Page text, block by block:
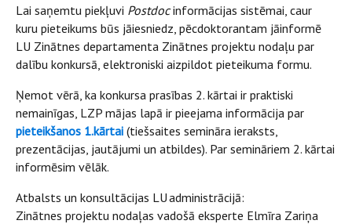
Lai saņemtu piekļuvi Postdocinformācijas sistēmai, caur
kuru pieteikums būs jāiesniedz, pēcdoktorantam jāinformē
LU Zinātnes departamenta Zinātnes projektu nodaļu par
dalību konkursā, elektroniski aizpildot pieteikuma formu.
Ņemot vērā, ka konkursa prasības 2. kārtai ir praktiski
nemainīgas, LZP mājas lapā ir pieejama informācija par
pieteikšanos 1.kārtai (tiešsaites semināra ieraksts,
prezentācijas, jautājumi un atbildes). Par semināriem 2. kārtai
informēsim vēlāk.
Atbalsts un konsultācijas LU administrācijā:
Zinātnes projektu nodaļas vadošā eksperte Elmīra Zariņa